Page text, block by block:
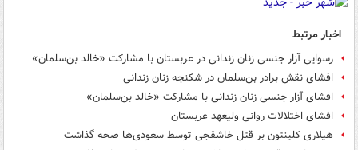
اخبار مرتبط
رسوایی آزار جنسی زنان زندانی در عربستان با مشارکت «خالد بن‌سلمان»
افشای نقش برادر بن‌سلمان در شکنجه زنان زندانی
افشای آزار جنسی زنان زندانی با مشارکت «خالد بن‌سلمان»
افشای اختلالات روانی ولیعهد عربستان
هیلاری کلینتون بر قتل خاشقجی توسط سعودی‌ها صحه گذاشت